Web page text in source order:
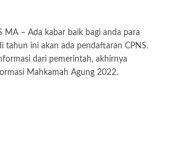
MA – Ada kabar baik bagi anda para
tahun ini akan ada pendaftaran CPNS.
dari pemerintah, akhirnya
Mahkamah Agung 2022.